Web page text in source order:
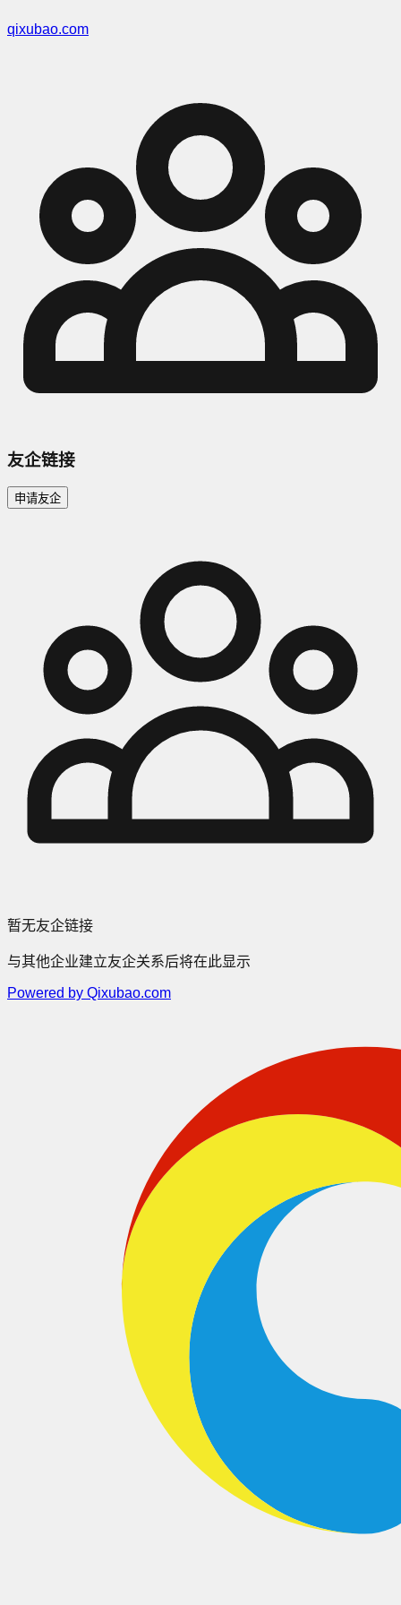
qixubao.com
友企链接
申请友企
暂无友企链接
与其他企业建立友企关系后将在此显示
Powered by Qixubao.com